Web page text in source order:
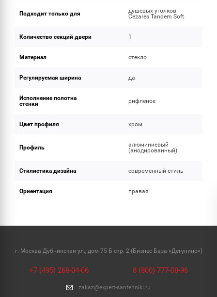
Подходит только для
душевых уголков
Cezares Tandem Soft
Количество секций двери 1
Материал стекло
Регулируемая ширина да
Исполнение полотна
стенки
рифленое
Цвет профиля хром
Профиль
алюминиевый
(анодированный)
Стилистика дизайна современный стиль
Ориентация правая
г. Москва Дубнинская ул., дом 75 Б стр. 2 (Бизнес База «Дегунино»)
+7 (495) 268-04-06 8 (800) 777-08-96
zakaz@expert-santehniki.ru